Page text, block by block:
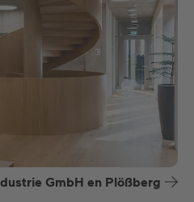
GmbH en Plößberg